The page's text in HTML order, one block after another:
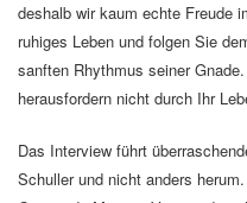
deshalb wir kaum echte Freude
ruhiges Leben und folgen Sie
sanften Rhythmus seiner
herausfordern nicht durch Ihr
Das Interview führt
Schuller und nicht anders